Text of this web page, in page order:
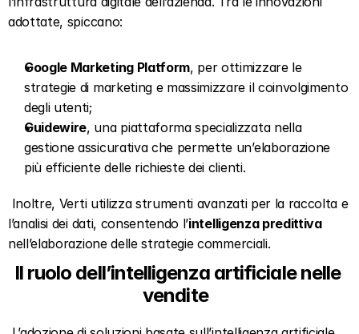
adottate, spiccano:
Google Marketing Platform, per ottimizzare le
strategie di marketing e massimizzare il coinvolgimento
degli utenti;
Guidewire, una piattaforma specializzata nella
gestione assicurativa che permette un’elaborazione
più efficiente delle richieste dei clienti.
l’analisi dei dati, consentendo l’intelligenza predittiva
nell’elaborazione delle strategie commerciali.
Il ruolo dell’intelligenza artificiale nelle
vendite